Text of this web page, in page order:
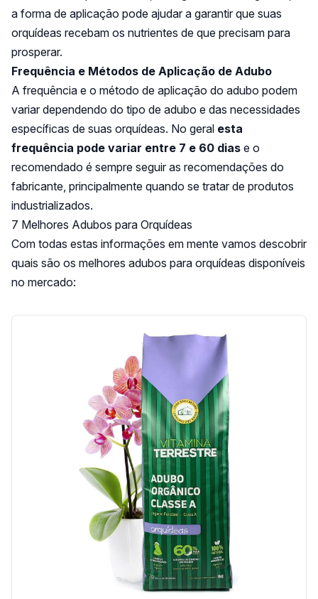
a forma de aplicação pode ajudar a garantir que suas
orquídeas recebam os nutrientes de que precisam para
prosperar.
Frequência e Métodos de Aplicação de Adubo
A frequência e o método de aplicação do adubo podem
variar dependendo do tipo de adubo e das necessidades
específicas de suas orquídeas. No geral esta
frequência pode variar entre 7 e 60 dias e o
recomendado é sempre seguir as recomendações do
fabricante, principalmente quando se tratar de produtos
industrializados.
7 Melhores Adubos para Orquídeas
Com todas estas informações em mente vamos descobrir
quais são os melhores adubos para orquídeas disponíveis
no mercado: